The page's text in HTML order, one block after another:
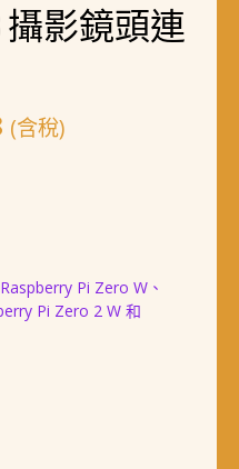
攝影鏡頭連
目
NT$ 128。
(含稅)
Pi Zero W、
Pi Zero 2 W 和